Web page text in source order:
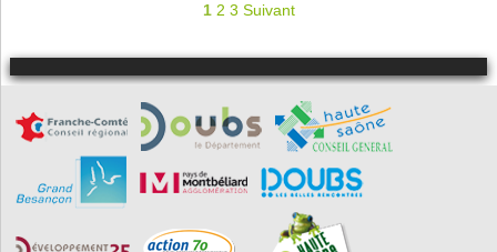
1 2 3 Suivant